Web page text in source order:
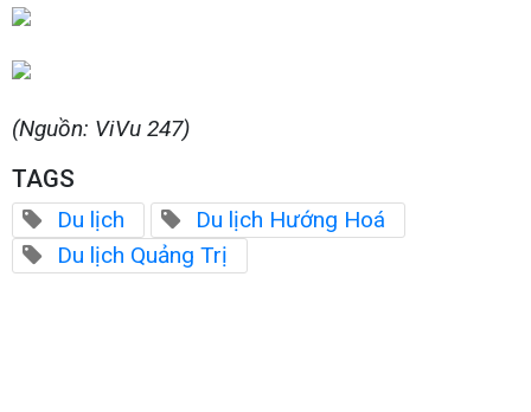
(Nguồn: ViVu 247)
TAGS
Du lịch
Du lịch Hướng Hoá
Du lịch Quảng Trị